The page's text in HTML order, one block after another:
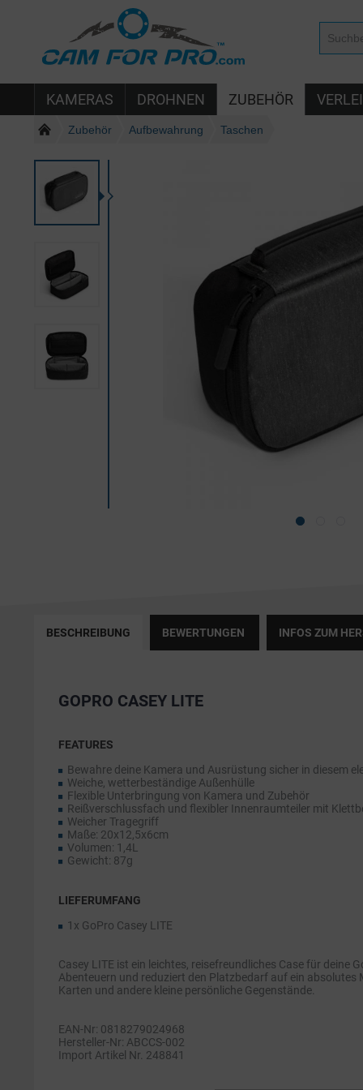
KAMERAS DROHNEN ZUBEHÖR
Zubehör Aufbewahrung Taschen
BESCHREIBUNG BEWERTUNGEN INFOS ZUM
GOPRO CASEY LITE
FEATURES
Bewahre deine Kamera und Ausrüstung sicher in diesem
Weiche, wetterbeständige Außenhülle
Flexible Unterbringung von Kamera und Zubehör
Reißverschlussfach und flexibler Innenraumteiler mit
Weicher Tragegriff
Maße: 20x12,5x6cm
Volumen: 1,4L
Gewicht: 87g
LIEFERUMFANG
1x GoPro Casey LITE
Casey LITE ist ein leichtes, reisefreundliches Case für
Abenteuern und reduziert den Platzbedarf auf ein absolutes
Karten und andere kleine persönliche Gegenstände.
EAN-Nr: 0818279024968
Hersteller-Nr: ABCCS-002
Import Artikel Nr. 248841